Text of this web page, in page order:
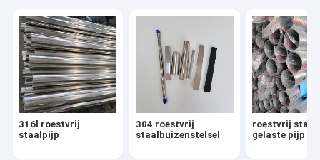
De pijp van de aluminiumlegering
Het Blad van de aluminiumlegering
Spoel van aluminiumlegering
roestvrij staalmontage
316l roestvrij
staalpijp
304 roestvrij
staalbuizenstelsel
roestvrij staal
gelaste pijp